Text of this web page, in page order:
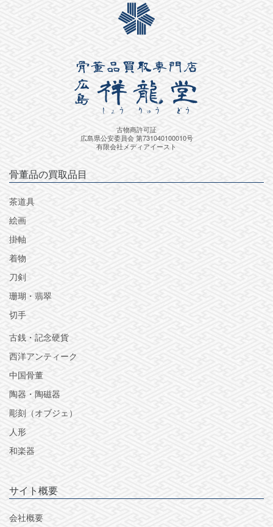
古物商許可証
広島県公安委員会 第731040100010号
有限会社メディアイースト
骨董品の買取品目
茶道具
絵画
掛軸
着物
刀剣
珊瑚・翡翠
切手
古銭・記念硬貨
西洋アンティーク
中国骨董
陶器・陶磁器
彫刻（オブジェ）
人形
和楽器
サイト概要
会社概要